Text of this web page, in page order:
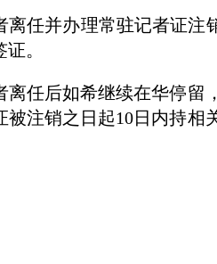
任并办理常驻记者证注
。
后如希继续在华停留
被注销之日起10日内持相
国